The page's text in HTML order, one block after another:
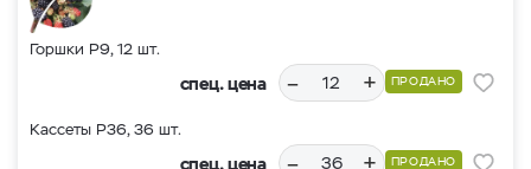
Горшки Р9, 12 шт.
спец. цена – + ПРОДАНО
Кассеты Р36, 36 шт.
спец. цена ПРОДАНО